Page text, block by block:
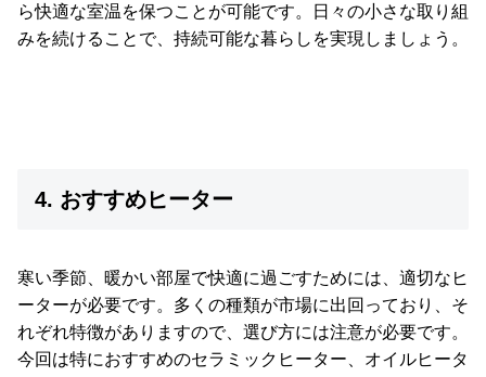
ら快適な室温を保つことが可能です。日々の小さな取り組
みを続けることで、持続可能な暮らしを実現しましょう。
4. おすすめヒーター
寒い季節、暖かい部屋で快適に過ごすためには、適切なヒ
ーターが必要です。多くの種類が市場に出回っており、そ
れぞれ特徴がありますので、選び方には注意が必要です。
今回は特におすすめのセラミックヒーター、オイルヒータ